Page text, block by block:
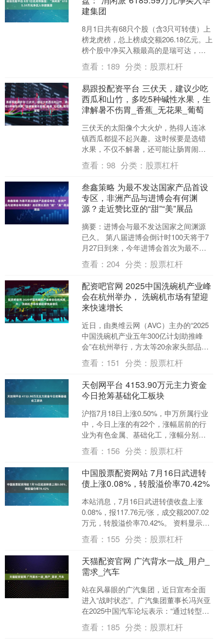
建集团
8月1日共有68只个股（含3只可转债）上
榜龙虎榜，总上榜成交额206.18亿元。上
榜个股中净买入额最高的是瑞可达，金
额为2.55亿元。 当天，游资席位净买入
金额....
查看： 189 分类： 股票杠杆
易跟投配资平台 三伏天，建议少吃
西瓜和山竹，多吃5种碱性水果，生
津解暑不伤胃_香蕉_无花果_葡萄
三伏天的太阳像个大火炉，热得人连冰
镇西瓜都提不起兴趣。这时候要是选错
水果，不仅不解暑，还可能让肠胃闹脾
气。其实解暑水果有个冷知识：带酸味
的碱性水果才是三伏天的"....
查看：98 分类： 股票杠杆
叁鑫策略 为最不发达国家产品首设
专区，非洲产品与进博会有何渊
源？走近赞比亚的“甜”“美”展品
摘要：进博会与最不发达国家之间渊源
已久。 第八届进博会倒计时100天将于7
月27日到来，今年进博会首次为最不发
达国家产品设立专区，进一步扩容升级
原有非洲产品专区....
查看：204 分类： 股票杠杆
配资吧官网 2025中国洗碗机产业峰
会在杭州举办， 洗碗机市场有望迎
来快速增长
近日，由奥维云网（AVC）主办的“2025
中国洗碗机产业五年300亿计划助推峰
会”在杭州举行，方太等20余家头部品
牌，天猫等渠道龙头及水卫士等核心供
应链企业参与....
查看： 151 分类： 股票杠杆
天创网平台 4153.90万元主力资金
今日抢筹基础化工板块
沪指7月18日上涨0.50%，申万所属行业
中，今日上涨的有22个，涨幅居前的行
业为有色金属、基础化工，涨幅分别为
2.10%、1.36%。基础化工行业位居今日
涨幅....
查看： 156 分类： 股票杠杆
中国股票配资网站 7月16日武进转
债上涨0.08%，转股溢价率70.42%
本站消息，7月16日武进转债收盘上涨
0.08%，报117.76元/张，成交额2007.02
万元，转股溢价率70.42%。 资料显示，
武进转债信用级别为“AA”，....
查看： 155 分类： 股票杠杆
天猫配资官网 广汽背水一战_用户_
需求_汽车
站在风暴眼的广汽集团，近日宣布全面
进入“战时状态”。广汽集团董事长冯兴亚
在2025中国汽车论坛表示：“通过转型、
变革、重构打赢‘用户需求、产品价值、
服务体验’三....
查看： 185 分类： 股票杠杆